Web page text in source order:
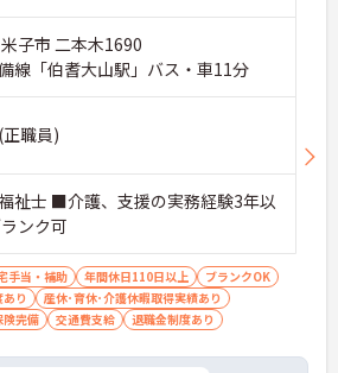
子市 二本木1690
線「伯耆大山駅」バス・車11分
職員)
祉士 ■介護、支援の実務経験3年以
ンク可
手当・補助 年間休日110日以上
ブランクOK
り
産休･育休･介護休暇取得実績あり
険完備 交通費支給 退職金制度あり